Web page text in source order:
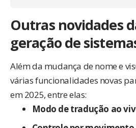
Outras novidades
geração de
Além da mudança de nome e
várias funcionalidades novas
em 2025, entre elas:
Modo de tradução ao